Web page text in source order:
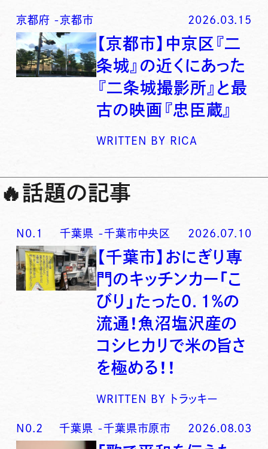
京都府 -京都市 2026.03.15
【京都市】中京区『二
条城』の近くにあった
『二条城撮影所』と最
古の映画『忠臣蔵』
WRITTEN BY RICA
🔥話題の記事
N0. 1 千葉県 -千葉市中央区 2026.07.10
【千葉市】おにぎり専
門のキッチンカー「こ
びり」たった0．1％の
流通！魚沼塩沢産の
コシヒカリで米の旨さ
を極める！！
WRITTEN BY トラッキー
N0. 2 千葉県 -千葉県市原市 2026.08.03